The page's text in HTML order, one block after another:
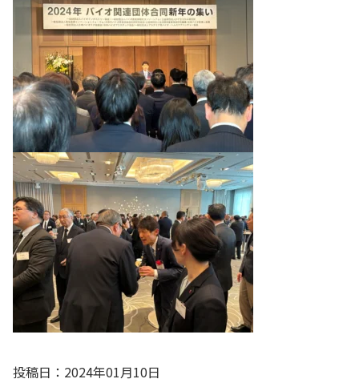
投稿日：2024年01月10日